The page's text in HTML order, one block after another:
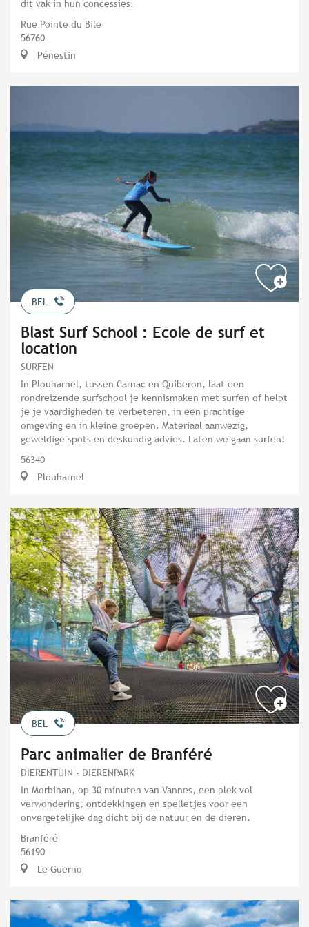
dit vak in hun concessies.
Rue Pointe du Bile
56760
Pénestin
BEL
Blast Surf School : Ecole de surf et
location
SURFEN
In Plouharnel, tussen Carnac en Quiberon, laat een
rondreizende surfschool je kennismaken met surfen of helpt
je je vaardigheden te verbeteren, in een prachtige
omgeving en in kleine groepen. Materiaal aanwezig,
geweldige spots en deskundig advies. Laten we gaan surfen!
56340
Plouharnel
BEL
Parc animalier de Branféré
DIERENTUIN - DIERENPARK
In Morbihan, op 30 minuten van Vannes, een plek vol
verwondering, ontdekkingen en spelletjes voor een
onvergetelijke dag dicht bij de natuur en de dieren.
Branféré
56190
Le Guerno